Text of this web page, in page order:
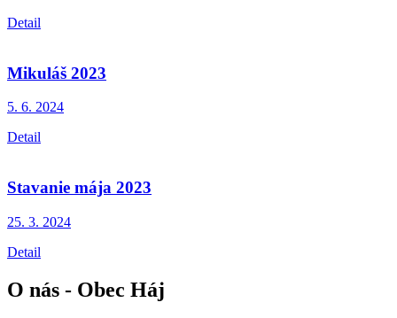
Detail
Mikuláš 2023
5. 6. 2024
Detail
Stavanie mája 2023
25. 3. 2024
Detail
O nás - Obec Háj